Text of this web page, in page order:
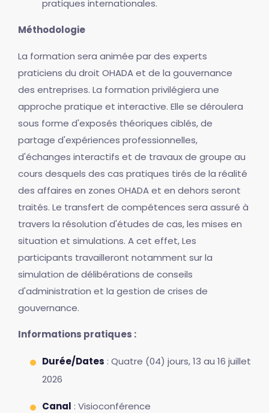
pratiques internationales.
Méthodologie
La formation sera animée par des experts
praticiens du droit OHADA et de la gouvernance
des entreprises. La formation privilégiera une
approche pratique et interactive. Elle se déroulera
sous forme d'exposés théoriques ciblés, de
partage d'expériences professionnelles,
d'échanges interactifs et de travaux de groupe au
cours desquels des cas pratiques tirés de la réalité
des affaires en zones OHADA et en dehors seront
traités. Le transfert de compétences sera assuré à
travers la résolution d'études de cas, les mises en
situation et simulations. A cet effet, Les
participants travailleront notamment sur la
simulation de délibérations de conseils
d'administration et la gestion de crises de
gouvernance.
Informations pratiques :
Durée/Dates : Quatre (04) jours, 13 au 16 juillet
2026
Canal : Visioconférence